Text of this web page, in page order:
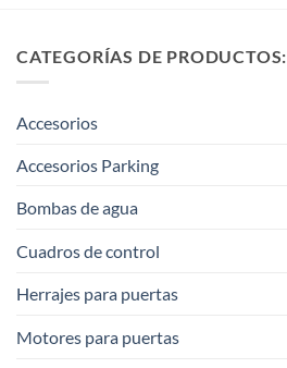
CATEGORÍAS DE PRODUCTOS:
Accesorios
Accesorios Parking
Bombas de agua
Cuadros de control
Herrajes para puertas
Motores para puertas